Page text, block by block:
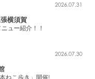
2026.07.31
横須賀
ュー紹介！！
2026.07.30
ねこ歩き」開催!